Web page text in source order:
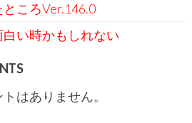
ころVer.146.0
い時かもしれない
はありません。